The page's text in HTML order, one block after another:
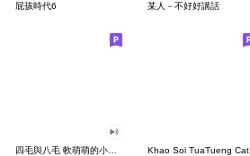
屁孩時代6 某人－不好好講話
Khao Soi TuaTueng Cat